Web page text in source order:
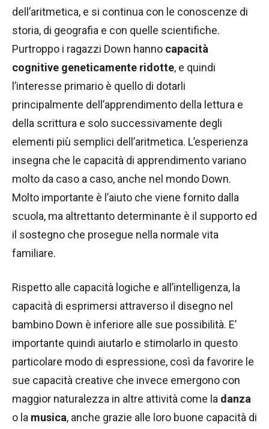
dell’aritmetica, e si continua con le conoscenze di
storia, di geografia e con quelle scientifiche.
Purtroppo i ragazzi Down hanno capacità
cognitive geneticamente ridotte, e quindi
l’interesse primario è quello di dotarli
principalmente dell’apprendimento della lettura e
della scrittura e solo successivamente degli
elementi più semplici dell’aritmetica. L’esperienza
insegna che le capacità di apprendimento variano
molto da caso a caso, anche nel mondo Down.
Molto importante è l’aiuto che viene fornito dalla
scuola, ma altrettanto determinante è il supporto ed
il sostegno che prosegue nella normale vita
familiare.
Rispetto alle capacità logiche e all’intelligenza, la
capacità di esprimersi attraverso il disegno nel
bambino Down è inferiore alle sue possibilità. E’
importante quindi aiutarlo e stimolarlo in questo
particolare modo di espressione, così da favorire le
sue capacità creative che invece emergono con
maggior naturalezza in altre attività come la danza
o la musica, anche grazie alle loro buone capacità di